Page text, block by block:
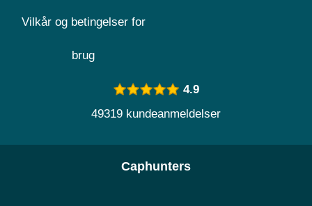
Vilkår og betingelser for
brug
4.9
49319 kundeanmeldelser
Caphunters